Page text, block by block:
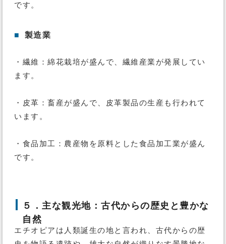
です。
■ 製造業
・繊維：綿花栽培が盛んで、繊維産業が発展してい
ます。
・皮革：畜産が盛んで、皮革製品の生産も行われて
います。
・食品加工：農産物を原料とした食品加工業が盛ん
です。
５．主な観光地：古代からの歴史と豊かな
自然
エチオピアは人類誕生の地と言われ、古代からの歴